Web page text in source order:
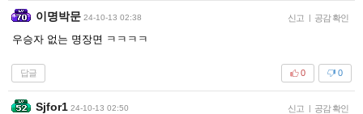
이명박문 24-10-13 02:38 신고 | 공감 확인
우승자 없는 명장면 ㅋㅋㅋㅋ
답글 0
0
Sjfor1 24-10-13 02:50 신고 | 공감 확인